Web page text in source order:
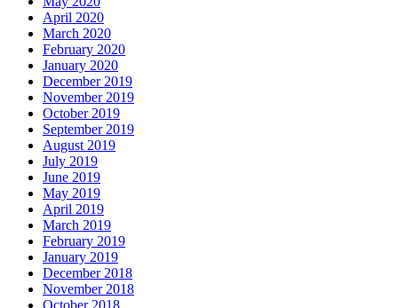
April 2020
March 2020
February 2020
January 2020
December 2019
November 2019
October 2019
September 2019
August 2019
July 2019
June 2019
May 2019
April 2019
March 2019
February 2019
January 2019
December 2018
November 2018
October 2018